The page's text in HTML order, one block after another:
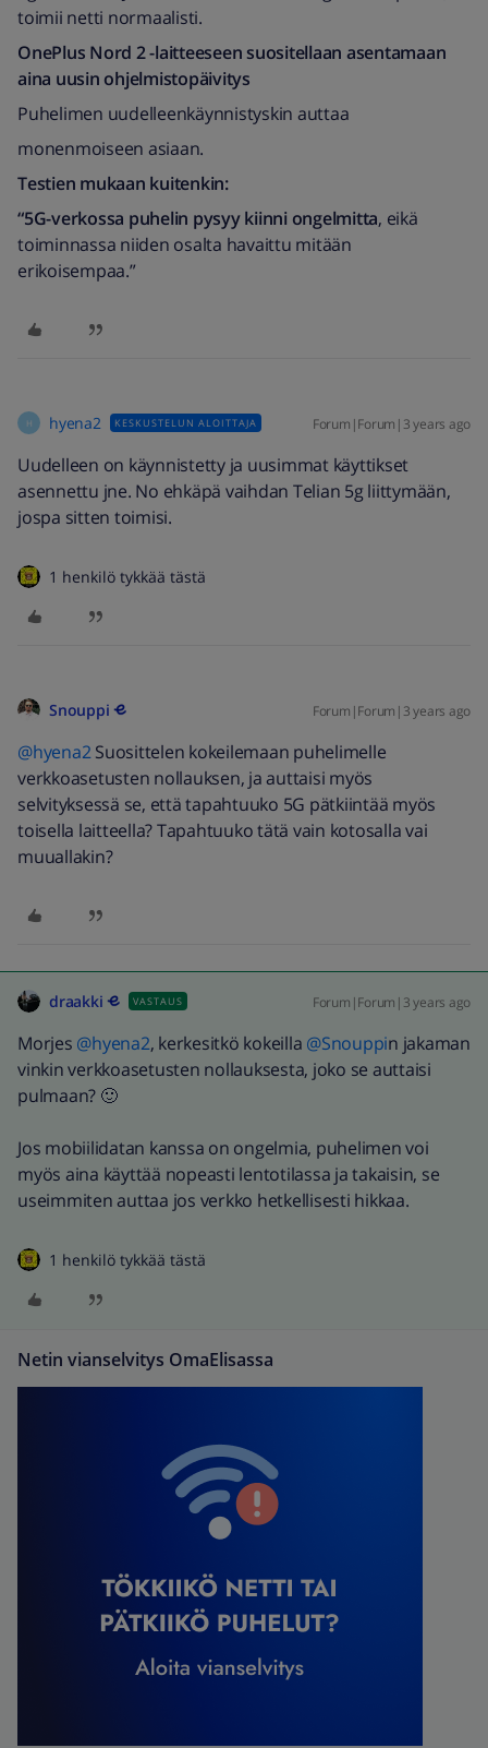
toimii netti normaalisti.
OnePlus Nord 2 -laitteeseen suositellaan asentamaan
aina uusin ohjelmistopäivitys
Puhelimen uudelleenkäynnistyskin auttaa
monenmoiseen asiaan.
Testien mukaan kuitenkin:
“5G-verkossa puhelin pysyy kiinni ongelmitta, eikä
toiminnassa niiden osalta havaittu mitään
erikoisempaa.”
H hyena2 KESKUSTELUN ALOITTAJA Forum|Forum|3 years ago
Uudelleen on käynnistetty ja uusimmat käyttikset
asennettu jne. No ehkäpä vaihdan Telian 5g liittymään,
jospa sitten toimisi.
1 henkilö tykkää tästä
Snouppi Forum|Forum|3 years ago
@hyena2Suosittelen kokeilemaan puhelimelle
verkkoasetusten nollauksen, ja auttaisi myös
selvityksessä se, että tapahtuuko 5G pätkiintää myös
toisella laitteella? Tapahtuuko tätä vain kotosalla vai
muuallakin?
draakki VASTAUS Forum|Forum|3 years ago
Morjes @hyena2, kerkesitkö kokeilla @Snouppin jakaman
vinkin verkkoasetusten nollauksesta, joko se auttaisi
pulmaan? 🙂
Jos mobiilidatan kanssa on ongelmia, puhelimen voi
myös aina käyttää nopeasti lentotilassa ja takaisin, se
useimmiten auttaa jos verkko hetkellisesti hikkaa.
1 henkilö tykkää tästä
Netin vianselvitys OmaElisassa